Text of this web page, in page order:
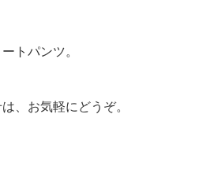
トパンツ。
、お気軽にどうぞ。